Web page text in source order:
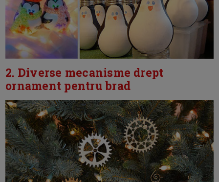
2. Diverse mecanisme drept
ornament pentru brad